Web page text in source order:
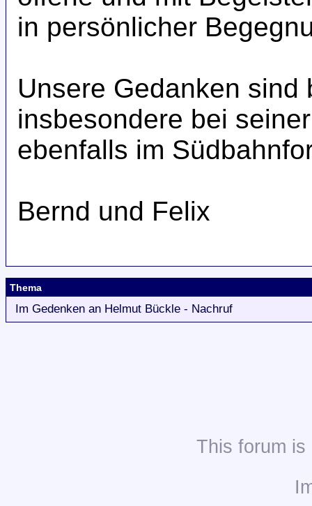
in persönlicher
Unsere Gedanken sind
insbesondere bei
ebenfalls im
Bernd und Felix
Thema
Im Gedenken an Helmut Bückle - Nachruf
This forum is